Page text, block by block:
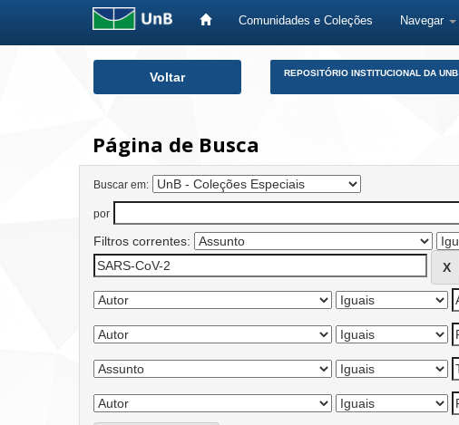
Comunidades e Coleções Navegar
Voltar REPOSITÓRIO INSTITUCIONAL DA UNB
Página de Busca
Buscar em:
por
Filtros correntes: